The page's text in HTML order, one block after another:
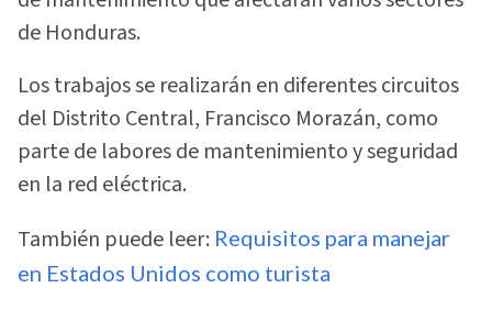
de Honduras.
Los trabajos se realizarán en diferentes circuitos
del Distrito Central, Francisco Morazán, como
parte de labores de mantenimiento y seguridad
en la red eléctrica.
También puede leer: Requisitos para manejar
en Estados Unidos como turista